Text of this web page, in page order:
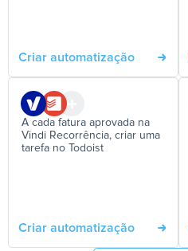
Criar automatização
A cada fatura aprovada na
Vindi Recorrência, criar uma
tarefa no Todoist
Criar automatização